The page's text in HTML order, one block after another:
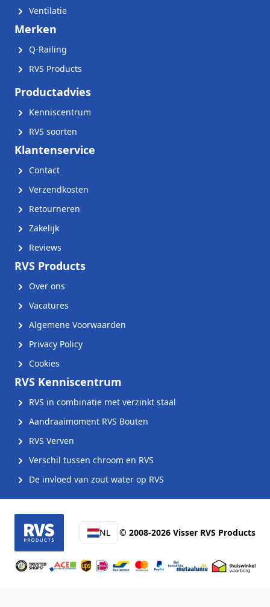
Ventilatie
Merken
Q-Railing
RVS Products
Productadvies
Kenniscentrum
RVS soorten
Klantenservice
Contact
Verzendkosten
Retourneren
Zakelijk
Reviews
RVS Products
Over ons
Vacatures
Algemene Voorwaarden
Privacy Policy
Cookies
RVS Kenniscentrum
RVS in combinatie met verzinkt staal
Aandraaimoment RVS Bouten
RVS Verven
Verschil tussen chroom en RVS
De invloed van zout water op RVS
NL © 2008-2026 Visser RVS Products